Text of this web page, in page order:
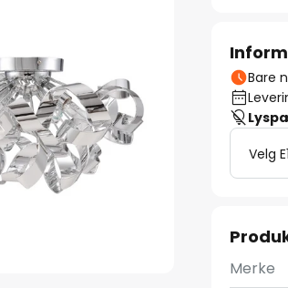
Bare
Velg
Merke